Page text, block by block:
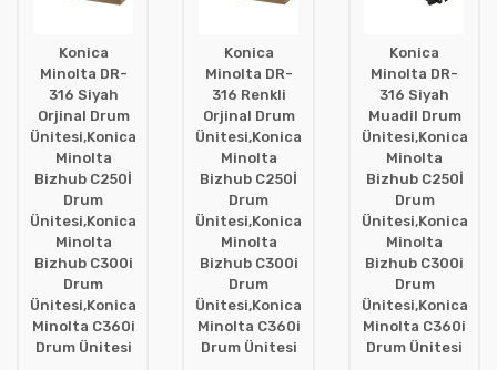
Konica
Minolta DR-
316 Siyah
Orjinal Drum
Ünitesi,Konica
Minolta
Bizhub C250İ
Drum
Ünitesi,Konica
Minolta
Bizhub C300i
Drum
Ünitesi,Konica
Minolta C360i
Drum Ünitesi
Konica
Minolta DR-
316 Renkli
Orjinal Drum
Ünitesi,Konica
Minolta
Bizhub C250İ
Drum
Ünitesi,Konica
Minolta
Bizhub C300i
Drum
Ünitesi,Konica
Minolta C360i
Drum Ünitesi
Konica
Minolta DR-
316 Siyah
Muadil Drum
Ünitesi,Konica
Minolta
Bizhub C250İ
Drum
Ünitesi,Konica
Minolta
Bizhub C300i
Drum
Ünitesi,Konica
Minolta C360i
Drum Ünitesi